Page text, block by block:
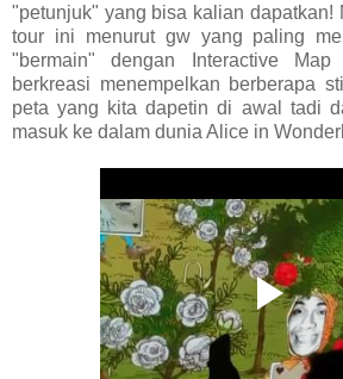
"petunjuk" yang bisa kalian dapatkan!
tour ini menurut gw yang paling
"bermain" dengan Interactive
berkreasi menempelkan berberapa
peta yang kita dapetin di awal tadi
masuk ke dalam dunia Alice in